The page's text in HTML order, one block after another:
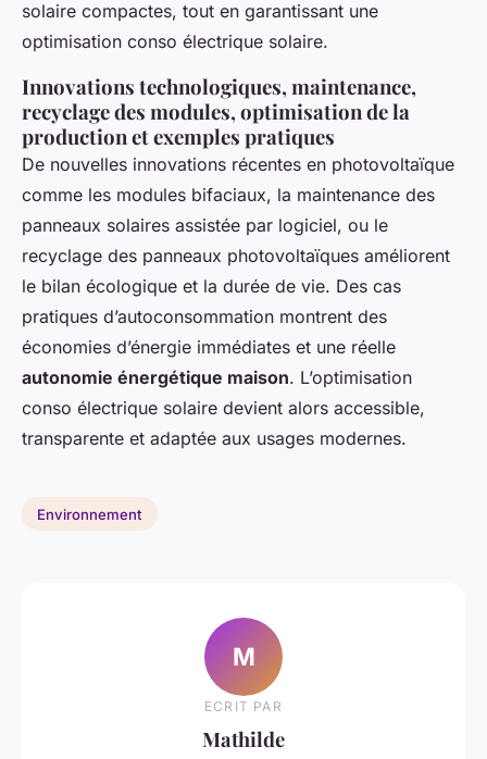
solaire compactes, tout en garantissant une
optimisation conso électrique solaire.
Innovations technologiques, maintenance,
recyclage des modules, optimisation de la
production et exemples pratiques
De nouvelles innovations récentes en photovoltaïque
comme les modules bifaciaux, la maintenance des
panneaux solaires assistée par logiciel, ou le
recyclage des panneaux photovoltaïques améliorent
le bilan écologique et la durée de vie. Des cas
pratiques d’autoconsommation montrent des
économies d’énergie immédiates et une réelle
autonomie énergétique maison. L’optimisation
conso électrique solaire devient alors accessible,
transparente et adaptée aux usages modernes.
Environnement
M
ECRIT PAR
Mathilde